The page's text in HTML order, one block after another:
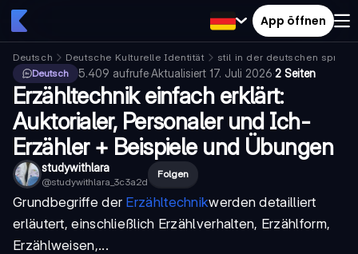
App öffnen
Deutsch Deutsche Kulturelle Identität
stil in der deutschen
Deutsch
5.409 aufrufe·Aktualisiert 17. Juli 2026·2 Seiten
Erzähltechnik einfach erklärt:
Auktorialer, Personaler und Ich-
Erzähler + Beispiele und Übungen
studywithlara
@studywithlara_3c3a2d
Folgen
Grundbegriffe der Erzähltechnikwerden detailliert
erläutert, einschließlich Erzählverhalten, Erzählform,
Erzählweisen,...